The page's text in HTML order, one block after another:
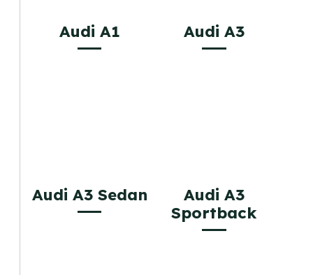
Audi A1 Audi A3
Audi A3 Sedan
Audi A3
Sportback